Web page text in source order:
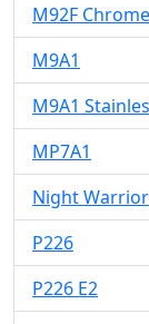
M92F
M9A1
M9A1
MP7A1
Night Warrior
P226
P226 E2